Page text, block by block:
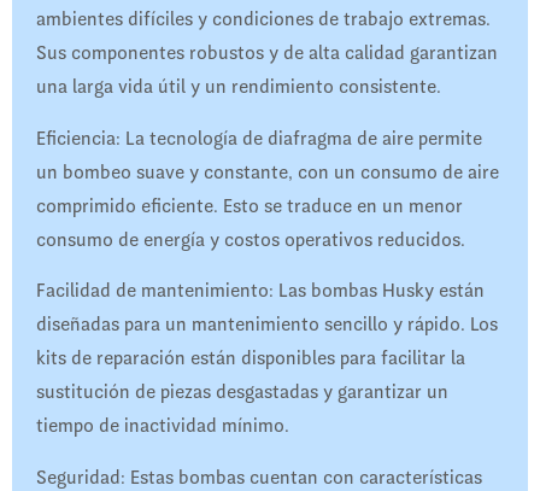
ambientes difíciles y condiciones de trabajo extremas.
Sus componentes robustos y de alta calidad garantizan
una larga vida útil y un rendimiento consistente.
Eficiencia: La tecnología de diafragma de aire permite
un bombeo suave y constante, con un consumo de aire
comprimido eficiente. Esto se traduce en un menor
consumo de energía y costos operativos reducidos.
Facilidad de mantenimiento: Las bombas Husky están
diseñadas para un mantenimiento sencillo y rápido. Los
kits de reparación están disponibles para facilitar la
sustitución de piezas desgastadas y garantizar un
tiempo de inactividad mínimo.
Seguridad: Estas bombas cuentan con características